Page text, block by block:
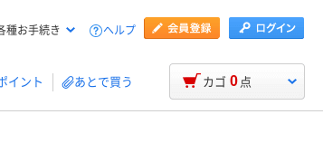
種お手続き ヘルプ
イント あとで買う カゴ 0 点